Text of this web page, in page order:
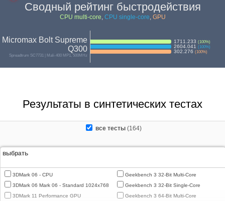
Сводный рейтинг быстродействия
CPU multi-core, CPU single-core, GPU
Micromax Bolt Supreme
Q300
Spreadtrum SC7731 | Mali-400 MP1, 500MHz
1711.233 (100%)
2604.041 (100%)
302.276 (100%)
Результаты в синтетических тестах
все тесты(164)
выбрать
3DMark 06 - CPU
3DMark 06 Mark 06 - Standard 1024x768
3DMark 11 Performance GPU
Geekbench 3 32-Bit Multi-Core
Geekbench 3 32-Bit Single-Core
Geekbench 3 64-Bit Multi-Core